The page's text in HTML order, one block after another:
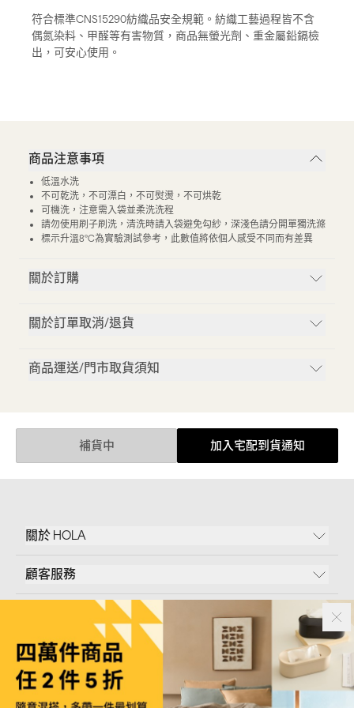
符合標準CNS15290紡織品安全規範。紡織工藝過程皆不含
偶氮染料、甲醛等有害物質，商品無螢光劑、重金屬鉛鎘檢
出，可安心使用。
商品注意事項
低溫水洗
不可乾洗，不可漂白，不可熨燙，不可烘乾
可機洗，注意需入袋並柔洗洗程
請勿使用刷子刷洗，清洗時請入袋避免勾紗，深淺色請分開單獨洗滌
標示升溫8°C為實驗測試參考，此數值將依個人感受不同而有差異
關於訂購
關於訂單取消/退貨
商品運送/門市取貨須知
補貨中 加入宅配到貨通知
關於 HOLA
顧客服務
和樂家居股份有限公司｜臺北市內湖區新湖三路23號5樓
Follow Us